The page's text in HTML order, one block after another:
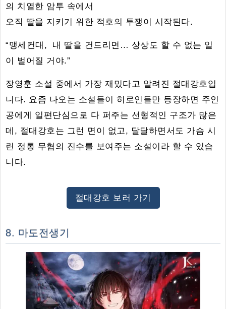
의 치열한 암투 속에서
오직 딸을 지키기 위한 적호의 투쟁이 시작된다.
“맹세컨대, 내 딸을 건드리면… 상상도 할 수 없는 일
이 벌어질 거야.”
장영훈 소설 중에서 가장 재밌다고 알려진 절대강호입
니다. 요즘 나오는 소설들이 히로인들만 등장하면 주인
공에게 일편단심으로 다 퍼주는 선형적인 구조가 많은
데, 절대강호는 그런 면이 없고, 달달하면서도 가슴 시
린 정통 무협의 진수를 보여주는 소설이라 할 수 있습
니다.
절대강호 보러 가기
8. 마도전생기